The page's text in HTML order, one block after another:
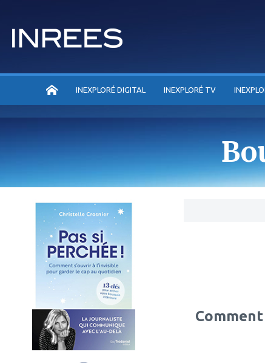
ACCUEILINEXPLORÉ DIGITAL INEXPLORÉ TV